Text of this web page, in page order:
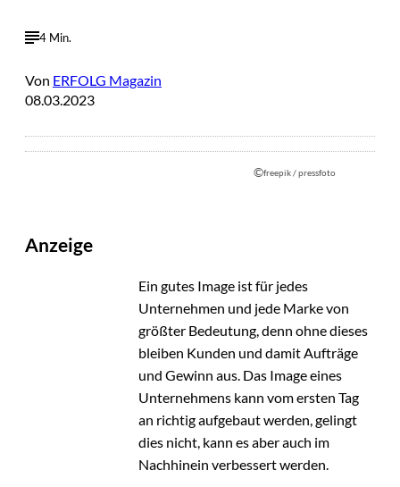
4 Min.
Von ERFOLG Magazin
08.03.2023
©freepik / pressfoto
Anzeige
Ein gutes Image ist für jedes
Unternehmen und jede Marke von
größter Bedeutung, denn ohne dieses
bleiben Kunden und damit Aufträge
und Gewinn aus. Das Image eines
Unternehmens kann vom ersten Tag
an richtig aufgebaut werden, gelingt
dies nicht, kann es aber auch im
Nachhinein verbessert werden.